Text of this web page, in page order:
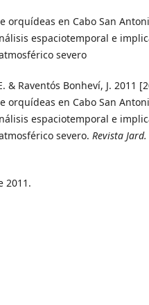
orquídeas en Cabo San
espaciotemporal e
severo
& Raventós Bonheví, J. 2011
orquídeas en Cabo San
espaciotemporal e
severo. Revista
2011.